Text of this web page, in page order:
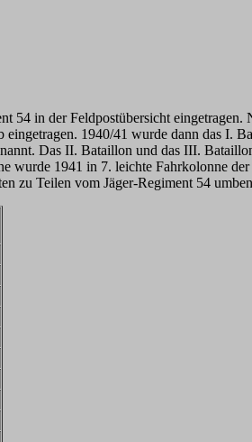
in der Feldpostübersicht
1940/41 wurde dann das I.
Das II. Bataillon und das III.
1941 in 7. leichte Fahrkolonne
zu Teilen vom Jäger-Regiment 54